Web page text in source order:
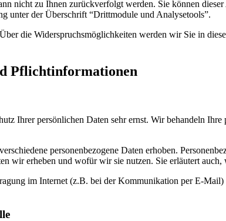
nicht zu Ihnen zurückverfolgt werden. Sie können
unter der Überschrift “Drittmodule und Analysetools”.
die Widerspruchsmöglichkeiten werden wir Sie in
Pflichtinformationen
Ihrer persönlichen Daten sehr ernst. Wir behandeln
personenbezogene Daten erhoben.
wir erheben und wofür wir sie nutzen. Sie erläutert
im Internet (z.B. bei der Kommunikation per E-